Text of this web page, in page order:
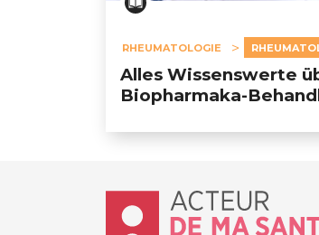
RHEUMATOLOGIE
Alles Wissenswerte
Biopharmaka-
Accueil - Acteur de ma